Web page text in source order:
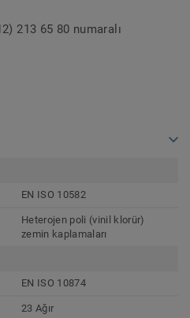
213 65 80 numaralı
EN ISO 10582
Heterojen poli (vinil klorür)
zemin kaplamaları
EN ISO 10874
23 Ağır